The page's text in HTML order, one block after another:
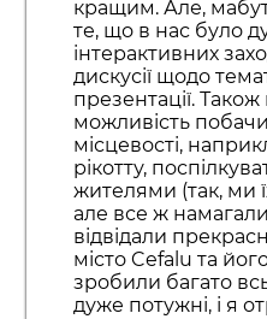
кращим. Але,
те, що в нас було
інтерактивних
дискусії щодо
презентації.
можливість
місцевості,
рікотту,
жителями (так, ми
але все ж
відвідали
місто Cefalu та
зробили багато
дуже потужні, і я